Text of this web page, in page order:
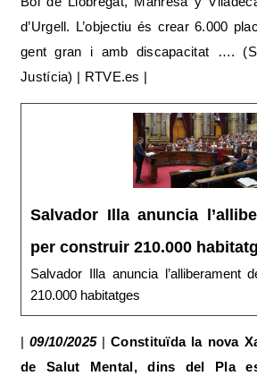
d’Urgell. L’objectiu és crear 6.000
gent gran i amb discapacitat ….
Justícia) | RTVE.es |
Salvador Illa anuncia
per construir 210.000
Salvador Illa anuncia l’alliberament
210.000 habitatges
|09/10/2025|Constituïda la nova
de Salut Mental, dins del Pla